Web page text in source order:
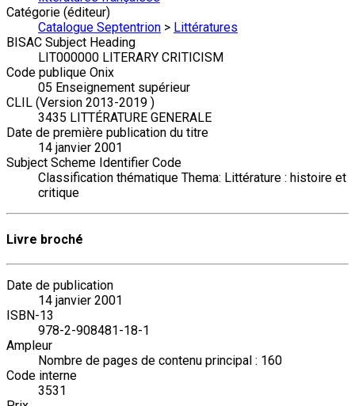
Catégorie (éditeur)
Catalogue Septentrion > Littératures
BISAC Subject Heading
LIT000000 LITERARY CRITICISM
Code publique Onix
05 Enseignement supérieur
CLIL (Version 2013-2019 )
3435 LITTÉRATURE GENERALE
Date de première publication du titre
14 janvier 2001
Subject Scheme Identifier Code
Classification thématique Thema: Littérature : histoire et
critique
Livre broché
Date de publication
14 janvier 2001
ISBN-13
978-2-908481-18-1
Ampleur
Nombre de pages de contenu principal : 160
Code interne
3531